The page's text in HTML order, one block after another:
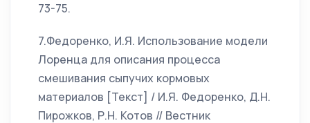
73-75.
7.Федоренко, И.Я. Использование модели
Лоренца для описания процесса
смешивания сыпучих кормовых
материалов [Текст] / И.Я. Федоренко, Д.Н.
Пирожков, Р.Н. Котов // Вестник